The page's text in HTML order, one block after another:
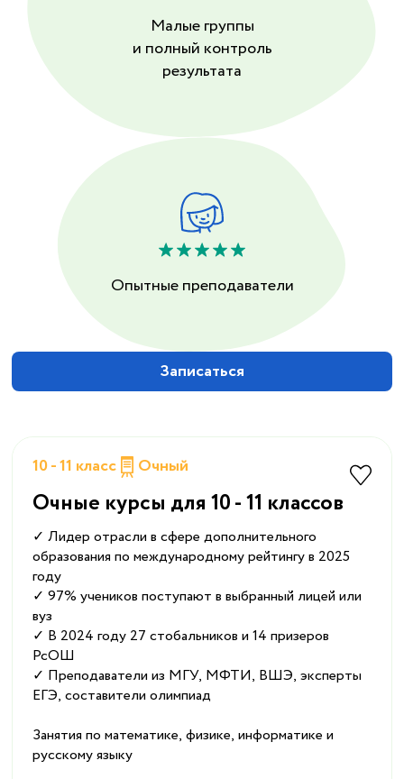
Малые группы
и полный контроль
результата
Опытные преподаватели
Записаться
10 - 11 класс Очный
Очные курсы для 10 - 11 классов
✓ Лидер отрасли в сфере дополнительного
образования по международному рейтингу в 2025
году
✓ 97% учеников поступают в выбранный лицей или
вуз
✓ В 2024 году 27 стобальников и 14 призеров
РсОШ
✓ Преподаватели из МГУ, МФТИ, ВШЭ, эксперты
ЕГЭ, составители олимпиад
Занятия по математике, физике, информатике и
русскому языку